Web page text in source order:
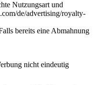
Nutzungsart und
de/advertising/royalty-
bereits eine Abmahnung
nicht eindeutig